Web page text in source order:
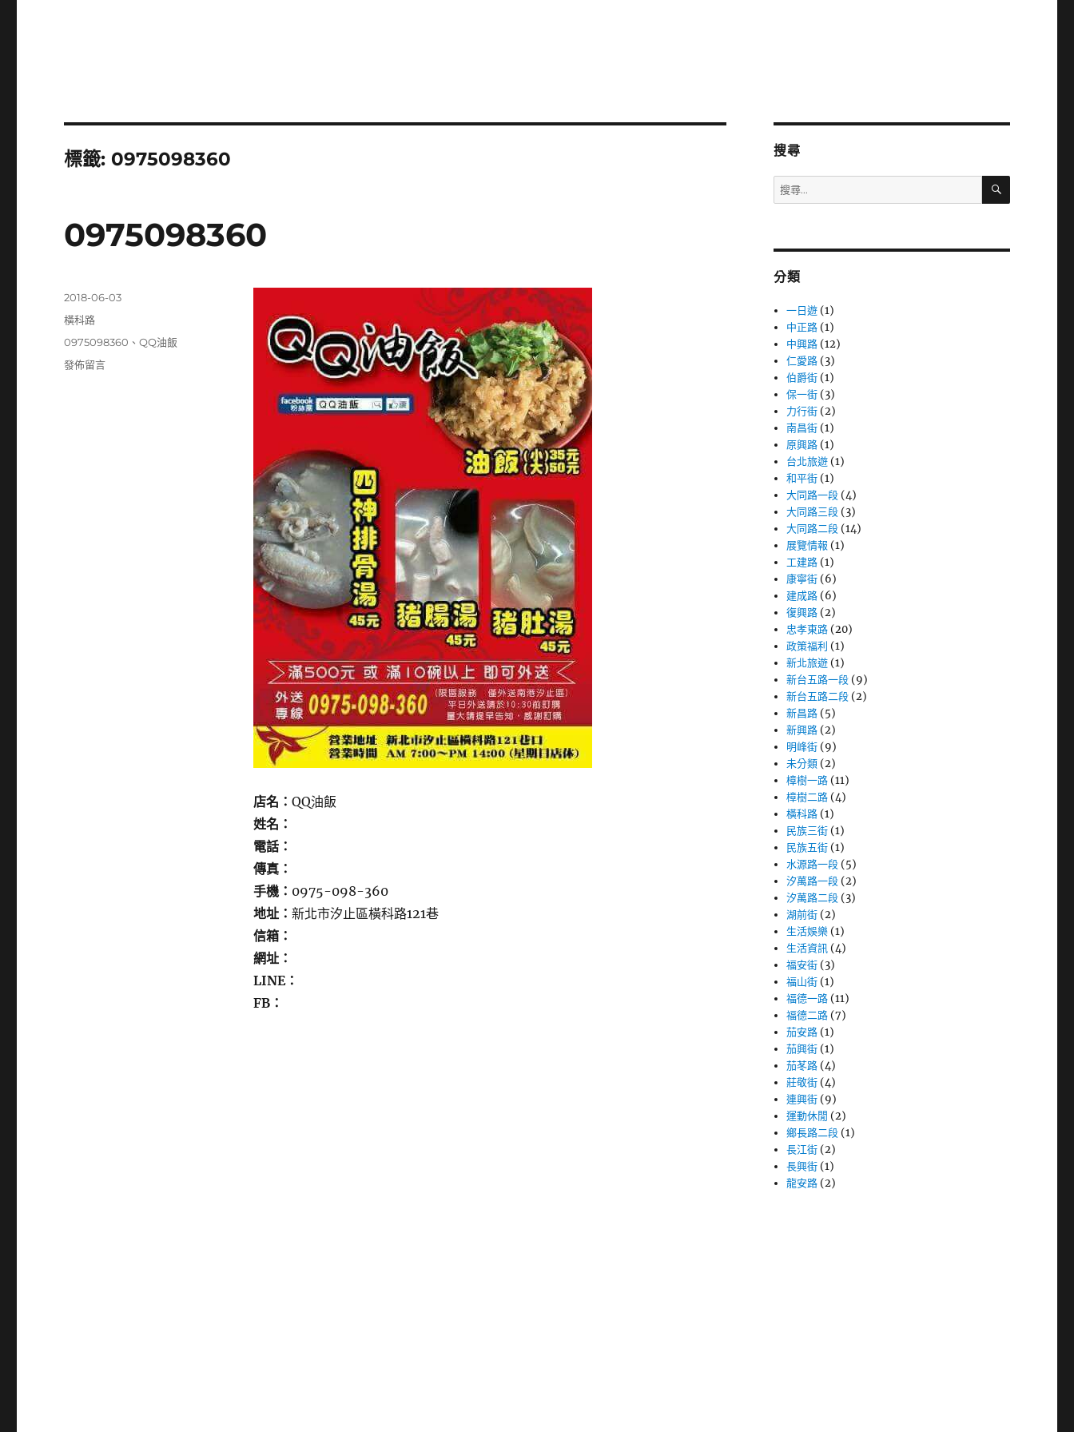
標籤: 0975098360
0975098360
店名： QQ油飯
姓名：
電話：
傳真：
手機： 0975-098-360
地址： 新北市汐止區橫科路121巷
信箱：
網址：
LINE：
FB：
發
佈
期:
2018-06-03
分
橫科路
標
籤
0975098360 、QQ油飯
在
發佈留言
搜尋
搜
尋
字:
搜
分類
一日遊 (1)
中正路 (1)
中興路 (12)
仁愛路 (3)
伯爵街 (1)
保一街 (3)
力行街 (2)
南昌街 (1)
原興路 (1)
台北旅遊 (1)
和平街 (1)
大同路一段 (4)
大同路三段 (3)
大同路二段 (14)
展覽情報 (1)
工建路 (1)
康寧街 (6)
建成路 (6)
復興路 (2)
忠孝東路 (20)
政策福利 (1)
新北旅遊 (1)
新台五路一段 (9)
新台五路二段 (2)
新昌路 (5)
新興路 (2)
明峰街 (9)
未分類 (2)
樟樹一路 (11)
樟樹二路 (4)
橫科路 (1)
民族三街 (1)
民族五街 (1)
水源路一段 (5)
汐萬路一段 (2)
汐萬路二段 (3)
湖前街 (2)
生活娛樂 (1)
生活資訊 (4)
福安街 (3)
福山街 (1)
福德一路 (11)
福德二路 (7)
茄安路 (1)
茄興街 (1)
茄苳路 (4)
莊敬街 (4)
連興街 (9)
運動休閒 (2)
鄉長路二段 (1)
長江街 (2)
長興街 (1)
龍安路 (2)